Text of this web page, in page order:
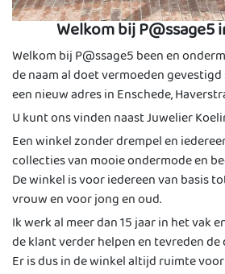
Welkom bij P@ssage5
Welkom bij P@ssage5 been en
de naam al doet vermoeden gevestigd
een nieuw adres in Enschede,
U kunt ons vinden naast Juwelier
Een winkel zonder drempel en
collecties van mooie ondermode en
De winkel is voor iedereen van basis
vrouw en voor jong en oud.
Ik werk al meer dan 15 jaar in het vak
de klant verder helpen en tevreden
Er is dus in de winkel altijd ruimte